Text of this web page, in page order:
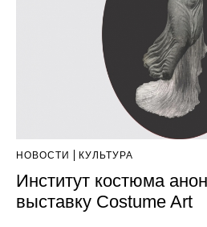
НОВОСТИ КУЛЬТУРА
Институт костюма
выставку Costume Art